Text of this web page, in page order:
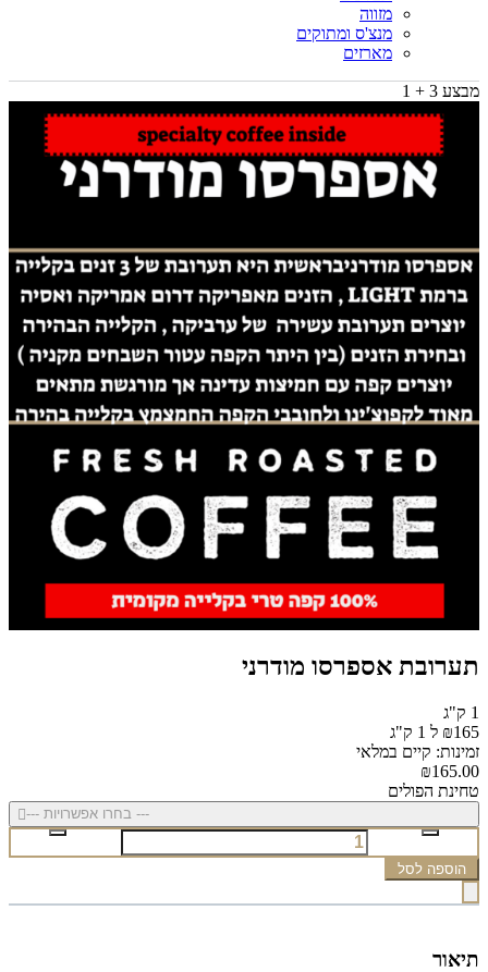
מזווה
מנצ'ס ומתוקים
מארזים
מבצע 3 + 1
תערובת אספרסו מודרני
1 ק"ג
₪165 ל 1 ק"ג
זמינות: קיים במלאי
₪165.00
טחינת הפולים
--- בחרו אפשרויות ---
הוספה לסל
תיאור